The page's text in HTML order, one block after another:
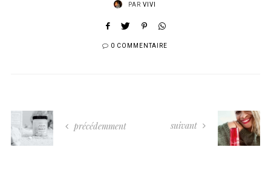
PAR VIVI
0 COMMENTAIRE
précédemment suivant